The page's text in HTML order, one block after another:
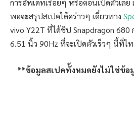
การอัพเดทเรื่อยๆ หรือตอนเปิดตัวเล
พอจะสรุปสเปคได้คร่าวๆ เดี๋ยวทาง
vivo Y22T ที่ได้ชิป Snapdragon 680
6.51 นิ้ว 90Hz ที่จะเปิดตัวเร็วๆ นี้ที่
**ข้อมูลสเปคทั้งหมดยังไม่ใช่ข้อ